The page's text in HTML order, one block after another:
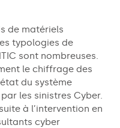
de matériels
typologies de
sont nombreuses.
le chiffrage des
du système
les sinistres Cyber.
à l’intervention en
cyber